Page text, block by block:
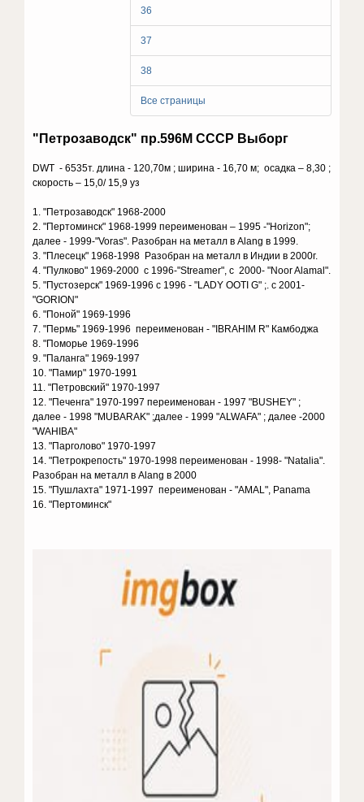
36
37
38
Все страницы
"Петрозаводск" пр.596М СССР Выборг
DWT - 6535т. длина - 120,70м ; ширина - 16,70 м; осадка – 8,30 ;
скорость – 15,0/ 15,9 уз
1. "Петрозаводск" 1968-2000
2. "Пертоминск" 1968-1999 переименован – 1995 -"Horizon";
далее - 1999-"Voras". Разобран на металл в Alang в 1999.
3. "Плесецк" 1968-1998 Разобран на металл в Индии в 2000г.
4. "Пулково" 1969-2000 с 1996-"Streamer", с 2000- "Noor Alamal".
5. "Пустозерск" 1969-1996 с 1996 - "LADY OOTI G" ;. с 2001-
"GORION"
6. "Поной" 1969-1996
7. "Пермь" 1969-1996 переименован - "IBRAHIM R" Камбоджа
8. "Поморье 1969-1996
9. "Паланга" 1969-1997
10. "Памир" 1970-1991
11. "Петровский" 1970-1997
12. "Печенга" 1970-1997 переименован - 1997 "BUSHEY" ;
далее - 1998 "MUBARAK" ;далее - 1999 "ALWAFA" ; далее -2000
"WAHIBA"
13. "Парголово" 1970-1997
14. "Петрокрепость" 1970-1998 переименован - 1998- "Natalia".
Разобран на металл в Alang в 2000
15. "Пушлахта" 1971-1997 переименован - "AMAL", Panama
16. "Пертоминск"